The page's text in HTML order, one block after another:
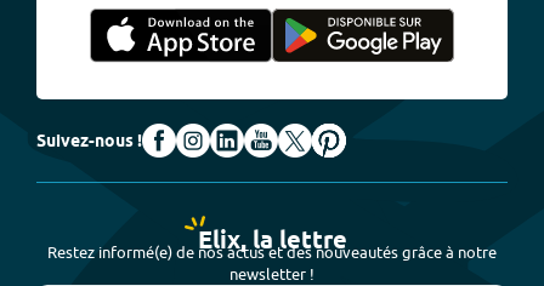
Suivez-nous !
Elix, la lettre
Restez informé(e) de nos actus et des nouveautés grâce à notre
newsletter !